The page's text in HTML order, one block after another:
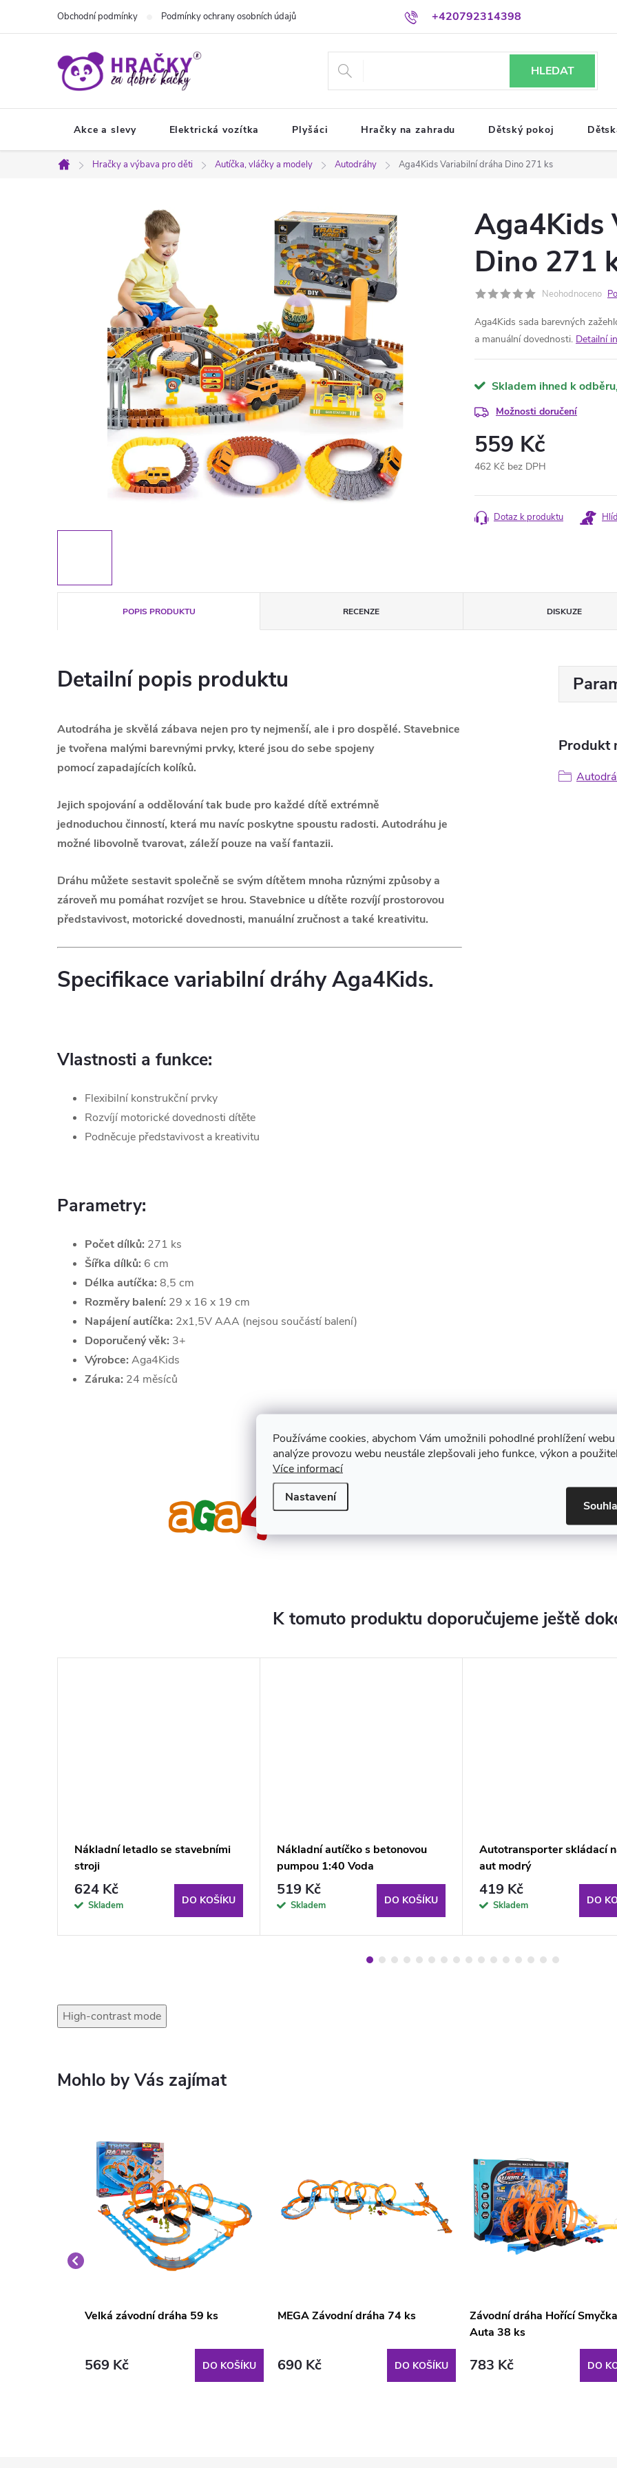
Používáme cookies, abychom Vám umožnili pohodlné prohlížení
analýze provozu webu neustále zlepšovali jeho funkce, výkon a
Více informací
Nastavení
+420792314398
Obchodní podmínky Podmínky ochrany osobních údajů
HLEDAT
Akce a slevy Elektrická vozítka Plyšáci Hračky na zahradu Dětský pokoj
Domů
Hračky a výbava pro děti Autíčka, vláčky a modely Autodráhy Aga4Kids Variabilní dráha Dino 271 ks
Aga4Kids
Dino 271
Neohodnoceno
Aga4Kids sada barevných
a manuální dovednosti. Detailní
Skladem ihned k odběru
Možnosti doručení
559 Kč
462 Kč bez DPH
cena:
Dotaz k produktu
POPIS PRODUKTU RECENZE DISKUZE
Detailní popis produktu
Autodráha je skvělá zábava nejen pro ty nejmenší, ale i pro dospělé. Stavebnice
je tvořena malými barevnými prvky, které jsou do sebe spojeny
pomocí zapadajících kolíků.
Jejich spojování a oddělování tak bude pro každé dítě extrémně
jednoduchou činností, která mu navíc poskytne spoustu radosti. Autodráhu je
možné libovolně tvarovat, záleží pouze na vaší fantazii.
Dráhu můžete sestavit společně se svým dítětem mnoha různými způsoby a
zároveň mu pomáhat rozvíjet se hrou. Stavebnice u dítěte rozvíjí prostorovou
představivost, motorické dovednosti, manuální zručnost a také kreativitu.
Specifikace variabilní dráhy Aga4Kids.
Vlastnosti a funkce:
Flexibilní konstrukční prvky
Rozvíjí motorické dovednosti dítěte
Podněcuje představivost a kreativitu
Parametry:
Počet dílků: 271 ks
Šířka dílků: 6 cm
Délka autíčka: 8,5 cm
Rozměry balení: 29 x 16 x 19 cm
Napájení autíčka: 2x1,5V AAA (nejsou součástí balení)
Doporučený věk: 3+
Výrobce: Aga4Kids
Záruka: 24 měsíců
Produkt
K tomuto produktu doporučujeme ještě
Nákladní letadlo se stavebními
stroji
624 Kč
Skladem DO KOŠÍKU
Nákladní autíčko s betonovou
pumpou 1:40 Voda
519 Kč
Skladem DO KOŠÍKU
Autotransporter skládací
aut modrý
419 Kč
Skladem DO
High-contrast mode
Velká závodní dráha 59 ks
569 Kč DO KOŠÍKU
MEGA Závodní dráha 74 ks
690 Kč DO KOŠÍKU
Závodní dráha Hořící
Auta 38 ks
783 Kč DO